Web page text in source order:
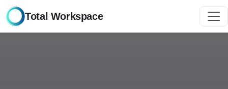
Total Workspace